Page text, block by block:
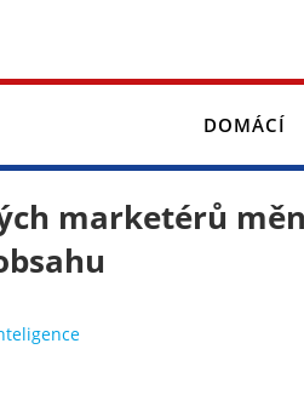
DOMÁCÍ
marketérů